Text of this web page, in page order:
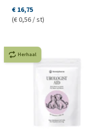
€ 16,75
(€ 0,56 / st)
Herhaal